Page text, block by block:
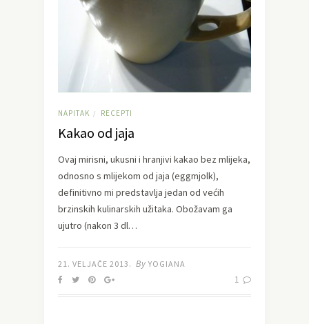
NAPITAK / RECEPTI
Kakao od jaja
Ovaj mirisni, ukusni i hranjivi kakao bez mlijeka,
odnosno s mlijekom od jaja (eggmjolk),
definitivno mi predstavlja jedan od većih
brzinskih kulinarskih užitaka. Obožavam ga
ujutro (nakon 3 dl…
21. VELJAČE 2013. By YOGIANA
1